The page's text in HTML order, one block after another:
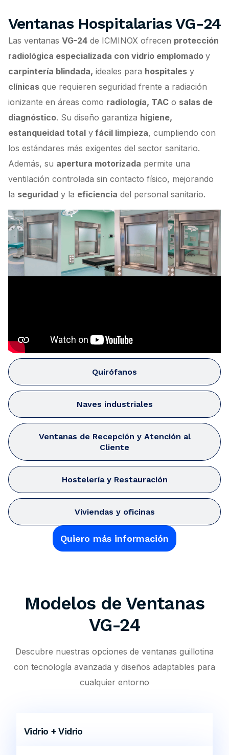
Quirófanos
Naves industriales
Ventanas de Recepción y Atención al
Cliente
Hostelería y Restauración
Viviendas y oficinas
Ventanas Hospitalarias VG-24
Las ventanas VG-24 de ICMINOX ofrecen protección
radiológica especializada con vidrio emplomado y
carpintería blindada, ideales para hospitales y
clínicas que requieren seguridad frente a radiación
ionizante en áreas como radiología, TAC o salas de
diagnóstico. Su diseño garantiza higiene,
estanqueidad total y fácil limpieza, cumpliendo con
los estándares más exigentes del sector sanitario.
Además, su apertura motorizada permite una
ventilación controlada sin contacto físico, mejorando
la seguridad y la eficiencia del personal sanitario.
Quiero más información
Modelos de Ventanas
VG-24
Descubre nuestras opciones de ventanas guillotina
con tecnología avanzada y diseños adaptables para
cualquier entorno
Vidrio + Vidrio